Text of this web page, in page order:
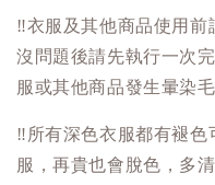
‼️衣服及其他商品使用前
沒問題後請先執行一次
服或其他商品發生暈染
‼️ 所有深色衣服都有褪
服，再貴也會脫色，多